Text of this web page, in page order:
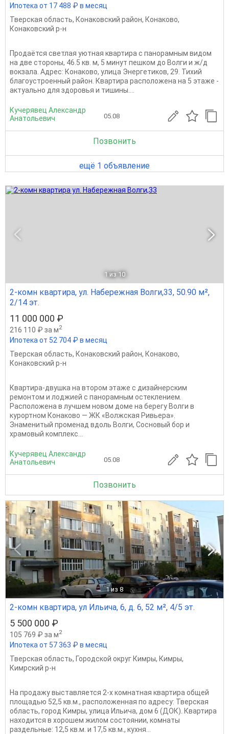
Ипотека от 17 488 ₽ в месяц
Тверская область, Конаковский район, Конаково,
Конаковский р-н
Продаётся светлая уютная квартира с панорамным видом
на две стороны, 46.5 кв. м, 5 минут пешком до Волги и ж/д
вокзала. Адрес: Конаково, улица Энергетиков, 29. Тихий
благоустроенный район. Квартира расположена на 5 этаже -
актуально для здоровья и тишины....
Кучерявец Александр
Анатольевич
05.08
Позвонить
ещё 1 объявление
1 из 10
2-комн квартира, ул. Набережная Волги,33, 50.90 м²,
2/14 эт.
11 000 000 ₽
216 110 ₽ за м2
Ипотека от 52 704 ₽ в месяц
Тверская область, Конаковский район, Конаково,
Конаковский р-н
Квартира-двушка на втором этаже с дизайнерским
ремонтом и лоджией с панорамным остеклением.
Расположена в лучшем новом доме на берегу Волги в
курортном Конаково — ЖК «Волжская Ривьера».
Знаменитый променад вдоль Волги, Сосновый бор и
храмовый комплекс...
Кучерявец Александр
Анатольевич
05.08
Позвонить
1 из 8
2-комн квартира, ул Ильича, 6, д. 6, 52 м², 4/5 эт.
5 500 000 ₽
105 769 ₽ за м2
Ипотека от 57 363 ₽ в месяц
Тверская область, Городской округ Кимры, Кимры,
Кимрский р-н
На продажу выставляется 2-х комнатная квартира общей
площадью 52,5 кв.м., расположенная по адресу: Тверская
область, город Кимры, улица Ильича, дом 6 (ДОК). Квартира
находится в хорошем жилом состоянии, комнаты
раздельные: 12,5 кв.м. и 17,5 кв.м., кухня...